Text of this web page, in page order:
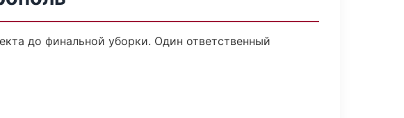
до финальной уборки. Один ответственный